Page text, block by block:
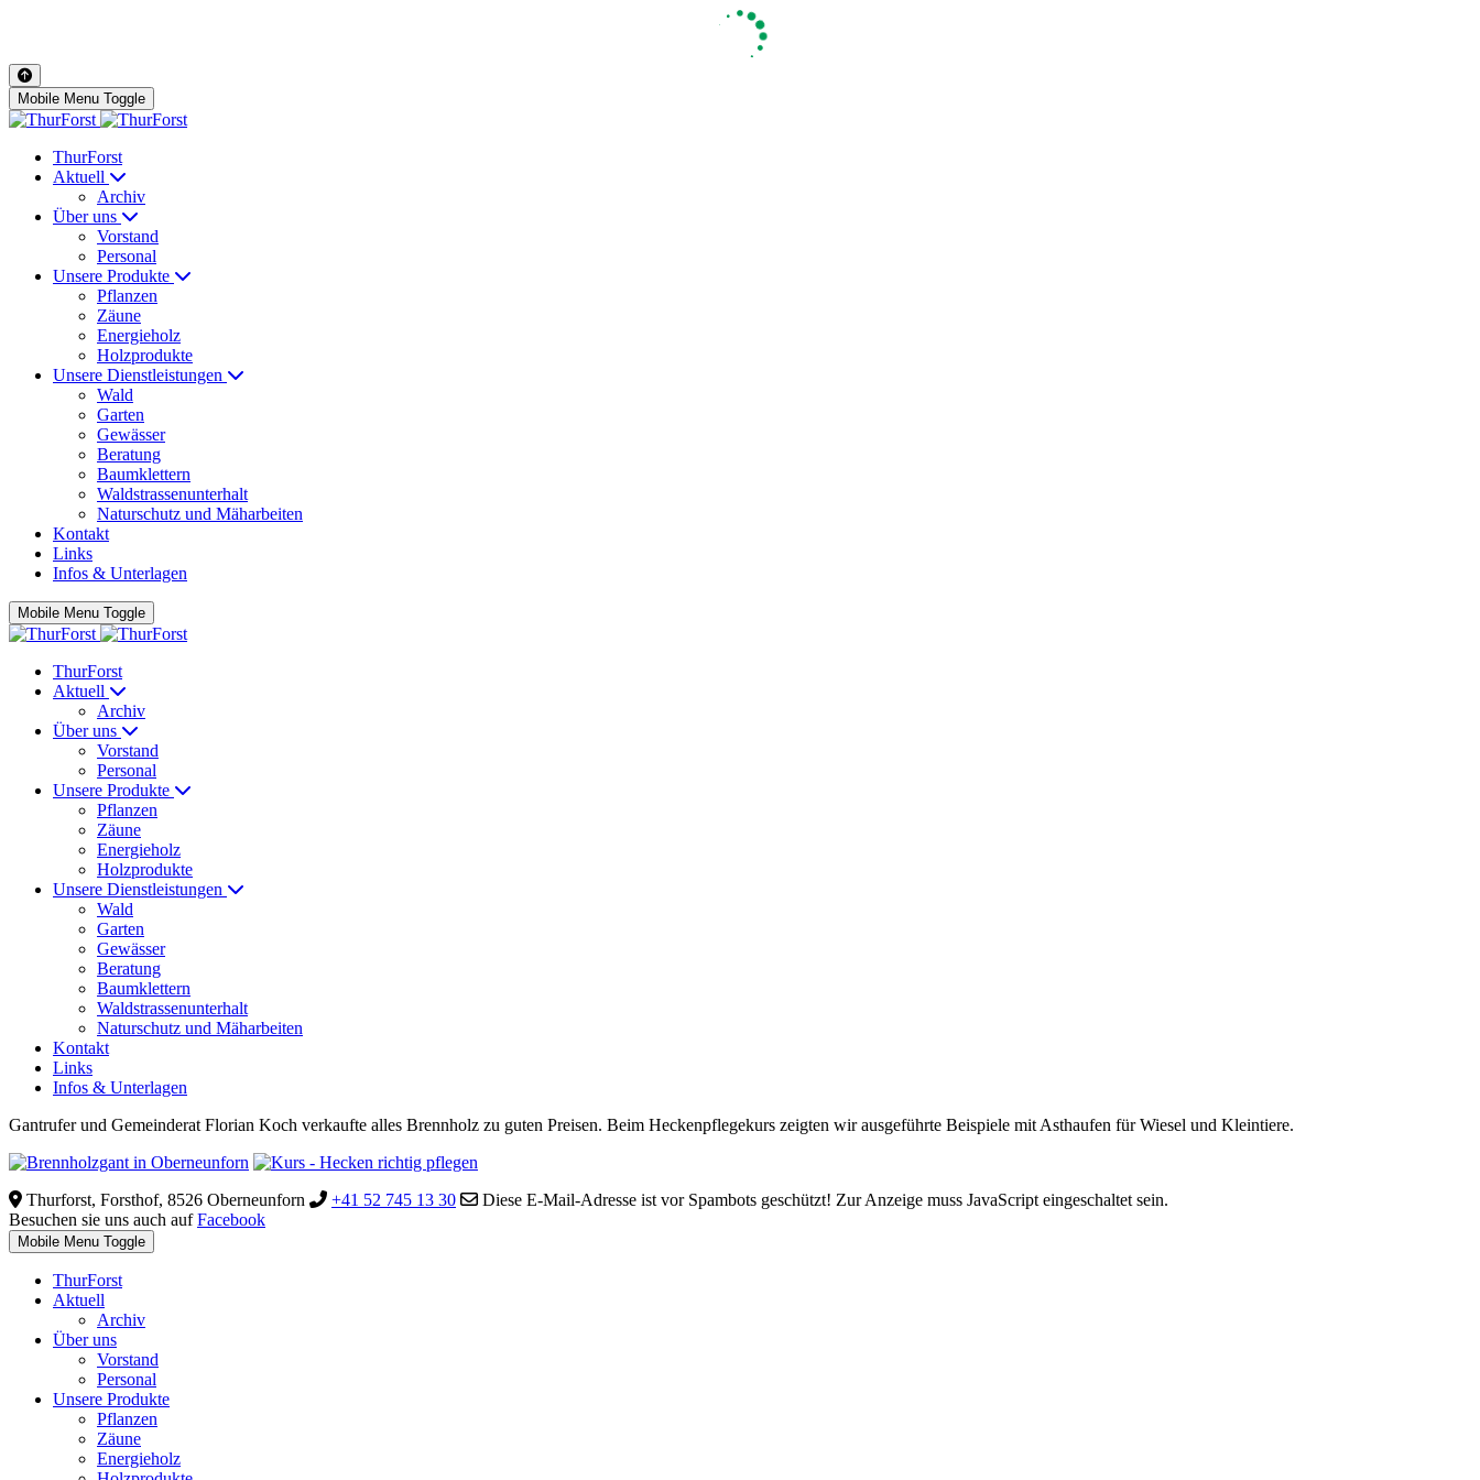
Mobile Menu Toggle
ThurForst
Aktuell
Archiv
Über uns
Vorstand
Personal
Unsere Produkte
Pflanzen
Zäune
Energieholz
Holzprodukte
Unsere Dienstleistungen
Wald
Garten
Gewässer
Beratung
Baumklettern
Waldstrassenunterhalt
Naturschutz und Mäharbeiten
Kontakt
Links
Infos & Unterlagen
Mobile Menu Toggle
ThurForst
Aktuell
Archiv
Über uns
Vorstand
Personal
Unsere Produkte
Pflanzen
Zäune
Energieholz
Holzprodukte
Unsere Dienstleistungen
Wald
Garten
Gewässer
Beratung
Baumklettern
Waldstrassenunterhalt
Naturschutz und Mäharbeiten
Kontakt
Links
Infos & Unterlagen
Gantrufer und Gemeinderat Florian Koch verkaufte alles Brennholz zu guten Preisen. Beim Heckenpflegekurs zeigten wir ausgeführte Beispiele mit Asthaufen für Wiesel und Kleintiere.
Thurforst, Forsthof, 8526 Oberneunforn +41 52 745 13 30
Diese E-Mail-Adresse ist vor Spambots geschützt! Zur Anzeige muss JavaScript eingeschaltet sein.
Besuchen sie uns auch aufFacebook
Mobile Menu Toggle
ThurForst
Aktuell
Archiv
Über uns
Vorstand
Personal
Unsere Produkte
Pflanzen
Zäune
Energieholz